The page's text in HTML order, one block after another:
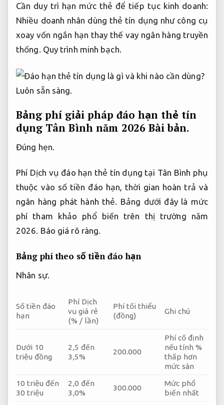
Cần duy trì hạn mức thẻ để tiếp tục kinh doanh:
Nhiều doanh nhân dùng thẻ tín dụng như công cụ
xoay vốn ngắn hạn thay thế vay ngân hàng truyền
thống. Quy trình minh bạch.
Luôn sẵn sàng.
Bảng phí giải pháp đáo hạn thẻ tín
dụng Tân Bình năm 2026 Bài bản.
Đúng hẹn.
Phí Dịch vụ đáo hạn thẻ tín dụng tại Tân Bình phụ
thuộc vào số tiền đáo hạn, thời gian hoàn trả và
ngân hàng phát hành thẻ. Bảng dưới đây là mức
phí tham khảo phổ biến trên thị trường năm
2026. Báo giá rõ ràng.
Bảng phí theo số tiền đáo hạn
Nhân sự.
Số tiền đáo
hạn
Phí Dịch
vụ giá rẻ
(% / lần)
Phí tối thiểu
(đồng)
Ghi chú
Dưới 10
triệu đồng
2,5 đến
3,5%
200.000
Phí cố định
nếu tính %
thấp hơn
mức sàn
10 triệu đến
30 triệu
2,0 đến
3,0%
300.000
Mức phổ
biến nhất